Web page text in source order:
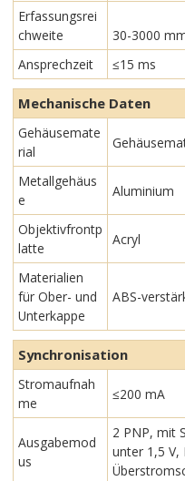
Erfassungsrei
chweite
30-3000
Ansprechzeit
≤15 ms
Mechanische Daten
Gehäusemate
rial
Metallgehäus
e
Aluminium
Objektivfrontp
latte
Acryl
Materialien
für Ober- und
Unterkappe
ABS-
Synchronisation
Stromaufnah
me
≤200 mA
Ausgabemod
us
2 PNP, mit
unter 1,5 V,